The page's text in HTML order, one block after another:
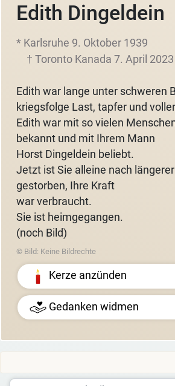
Edith Dingeldein
* Karlsruhe 9. Oktober 1939
† Toronto Kanada 7. April 2023
Edith war lange unter schweren
kriegsfolge Last, tapfer und
Edith war mit so vielen
bekannt und mit Ihrem Mann
Horst Dingeldein beliebt.
Jetzt ist Sie alleine nach
gestorben, Ihre Kraft
war verbraucht.
Sie ist heimgegangen.
(noch Bild)
© Bild: Keine Bildrechte
Kerze anzünden
Gedanken widmen